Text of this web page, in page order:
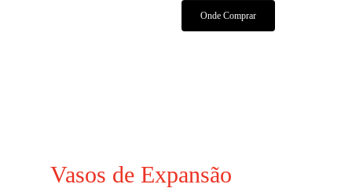
Onde Comprar
Vasos de Expansão